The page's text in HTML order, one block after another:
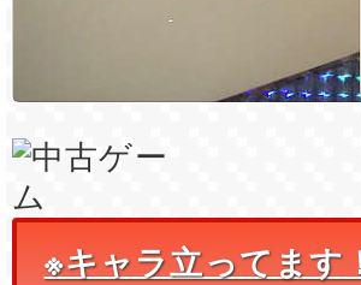
※キャラ立ってます